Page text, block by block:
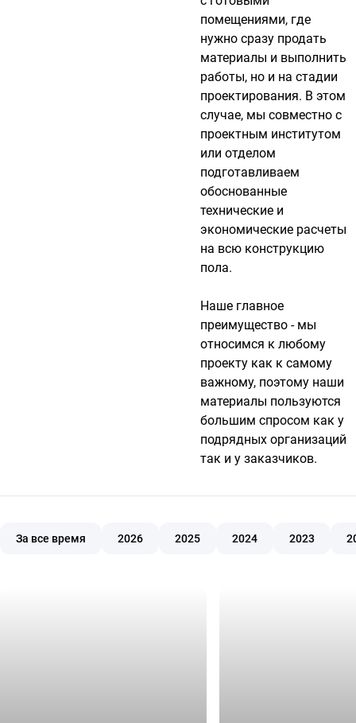
помещениями, где
нужно сразу продать
материалы и выполнить
работы, но и на стадии
проектирования. В этом
случае, мы совместно с
проектным институтом
или отделом
подготавливаем
обоснованные
технические и
экономические расчеты
на всю конструкцию
пола.
Наше главное
преимущество - мы
относимся к любому
проекту как к самому
важному, поэтому наши
материалы пользуются
большим спросом как у
подрядных организаций
так и у заказчиков.
За все время 2026 2025 2024 2023